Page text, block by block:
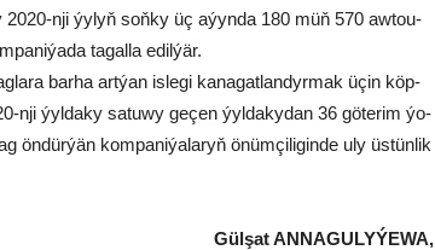
nji ýy­lyň soň­ky üç aýyn­da 180 müň 570 aw­tou­
ta­gal­la edil­ýär.
bar­ha art­ýan is­le­gi ka­na­gat­lan­dyr­mak üçin köp­
nji ýyl­da­ky sa­tu­wy ge­çen ýyl­da­ky­dan 36 gö­te­rim ýo­
ön­dür­ýän kom­pa­ni­ýa­laryň önüm­çi­li­gin­de uly üs­tün­lik
Gül­şat AN­NA­GU­LY­ÝE­WA,